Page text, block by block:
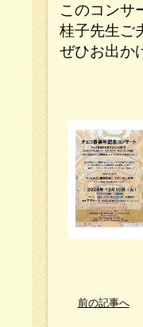
このコンサ
桂子先生ご
ぜひお出か
前の記事へ